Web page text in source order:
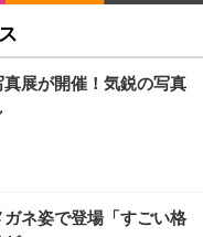
展が開催！気鋭の写真
ネ姿で登場「すごい格